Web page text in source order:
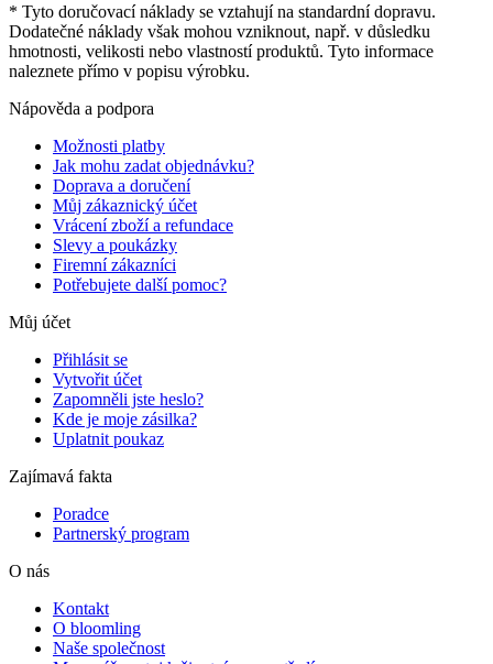
* Tyto doručovací náklady se vztahují na standardní dopravu.
Dodatečné náklady však mohou vzniknout, např. v důsledku
hmotnosti, velikosti nebo vlastností produktů. Tyto informace
naleznete přímo v popisu výrobku.
Nápověda a podpora
Možnosti platby
Jak mohu zadat objednávku?
Doprava a doručení
Můj zákaznický účet
Vrácení zboží a refundace
Slevy a poukázky
Firemní zákazníci
Potřebujete další pomoc?
Můj účet
Přihlásit se
Vytvořit účet
Zapomněli jste heslo?
Kde je moje zásilka?
Uplatnit poukaz
Zajímavá fakta
Poradce
Partnerský program
O nás
Kontakt
O bloomling
Naše společnost